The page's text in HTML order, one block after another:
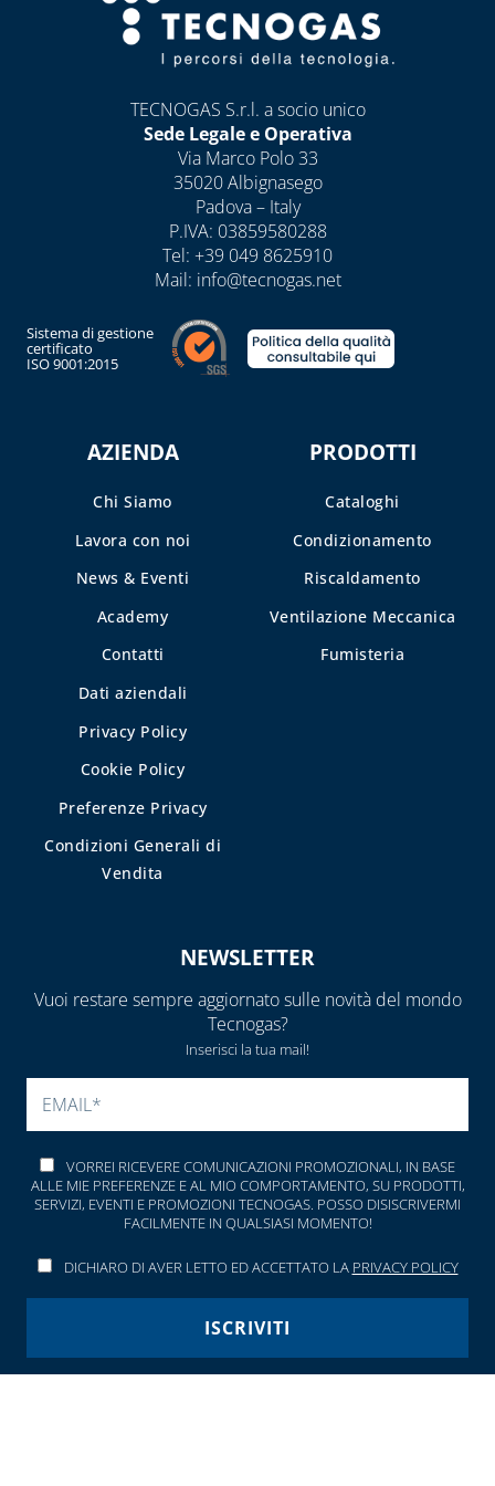
CASSETTE E
SPORTELLI PER
CONTATORI
INTERCETTAZIONE
CASSETTE E
SPORTELLI PER
CONTATORI GAS
CASSETTE PER
CONTATORI
ELETTRICI
CASSETTE PER
INTERCETTAZIONE
DI GAS E ACQUA
DISINCROSTANTI
GUARNIZIONI
FASCETTE E
NASTRO
GUAINE
CORRUGATE,
ESTENSIBILI E
POMPE SCALDA
ACCESSORI PER
SIGILLATURA
GUARNIZIONI IN
GOMMA
CAPITOLO 09
ACCESSORI PER
SERBATOI E
INTERCETTAZIONE
ANTINCENDIO
FILTRI, VALVOLE
ED
ELETTROVALVOLE
TECNOGAS S.r.l. a socio unico
Sede Legale e Operativa
Via Marco Polo 33
35020 Albignasego
Padova – Italy
P.IVA: 03859580288
Tel: +39 049 8625910
Mail: info@tecnogas.net
Sistema di gestione
certificato
ISO 9001:2015
AZIENDA
Chi Siamo
Lavora con noi
News & Eventi
Academy
Contatti
Dati aziendali
Privacy Policy
Cookie Policy
Preferenze Privacy
Condizioni Generali di
Vendita
PRODOTTI
Cataloghi
Condizionamento
Riscaldamento
Ventilazione Meccanica
Fumisteria
NEWSLETTER
Vuoi restare sempre aggiornato sulle novità del mondo
Tecnogas?
Inserisci la tua mail!
VORREI RICEVERE COMUNICAZIONI PROMOZIONALI, IN BASE
ALLE MIE PREFERENZE E AL MIO COMPORTAMENTO, SU PRODOTTI,
SERVIZI, EVENTI E PROMOZIONI TECNOGAS. POSSO DISISCRIVERMI
FACILMENTE IN QUALSIASI MOMENTO!
DICHIARO DI AVER LETTO ED ACCETTATO LA PRIVACY POLICY